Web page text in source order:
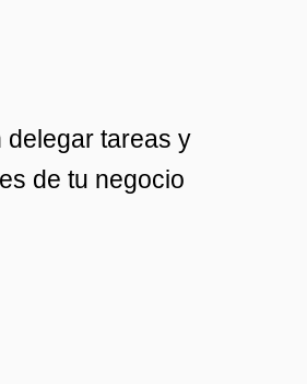
delegar tareas y
de tu negocio